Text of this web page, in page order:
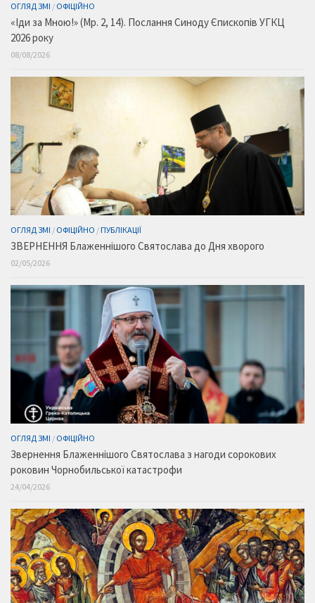
ОГЛЯД ЗМІ / ОФІЦІЙНО
«Іди за Мною!» (Мр. 2, 14). Послання Синоду Єпископів УГКЦ
2026 року
08/08/2026
ОГЛЯД ЗМІ / ОФІЦІЙНО /ПУБЛІКАЦІЇ
ЗВЕРНЕННЯ Блаженнішого Святослава до Дня хворого
02/05/2026
ОГЛЯД ЗМІ / ОФІЦІЙНО
Звернення Блаженнішого Святослава з нагоди сорокових
роковин Чорнобильської катастрофи
24/04/2026